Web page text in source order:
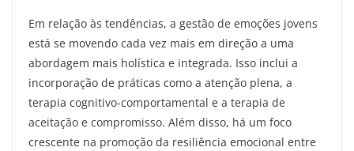
Em relação às tendências, a gestão de emoções jovens
está se movendo cada vez mais em direção a uma
abordagem mais holística e integrada. Isso inclui a
incorporação de práticas como a atenção plena, a
terapia cognitivo-comportamental e a terapia de
aceitação e compromisso. Além disso, há um foco
crescente na promoção da resiliência emocional entre